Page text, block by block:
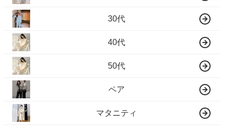
30代
40代
50代
ペア
マタニティ